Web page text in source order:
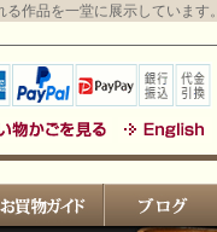
作品を一堂に展示しています。